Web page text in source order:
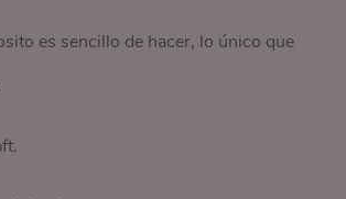
es sencillo de hacer, lo único que